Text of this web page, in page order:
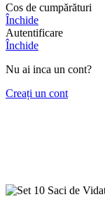
Cos de cumpărături
Închide
Autentificare
Închide
Nu ai inca un cont?
Creați un cont